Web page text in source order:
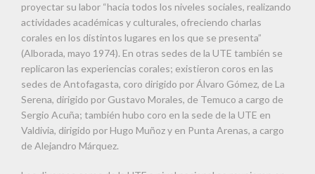
proyectar su labor “hacia todos los niveles sociales, realizando
actividades académicas y culturales, ofreciendo charlas
corales en los distintos lugares en los que se presenta”
(Alborada, mayo 1974). En otras sedes de la UTE también se
replicaron las experiencias corales; existieron coros en las
sedes de Antofagasta, coro dirigido por Álvaro Gómez, de La
Serena, dirigido por Gustavo Morales, de Temuco a cargo de
Sergio Acuña; también hubo coro en la sede de la UTE en
Valdivia, dirigido por Hugo Muñoz y en Punta Arenas, a cargo
de Alejandro Márquez.